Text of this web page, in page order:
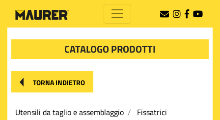
CATALOGO PRODOTTI
TORNA INDIETRO
Utensili da taglio e assemblaggio Fissatrici